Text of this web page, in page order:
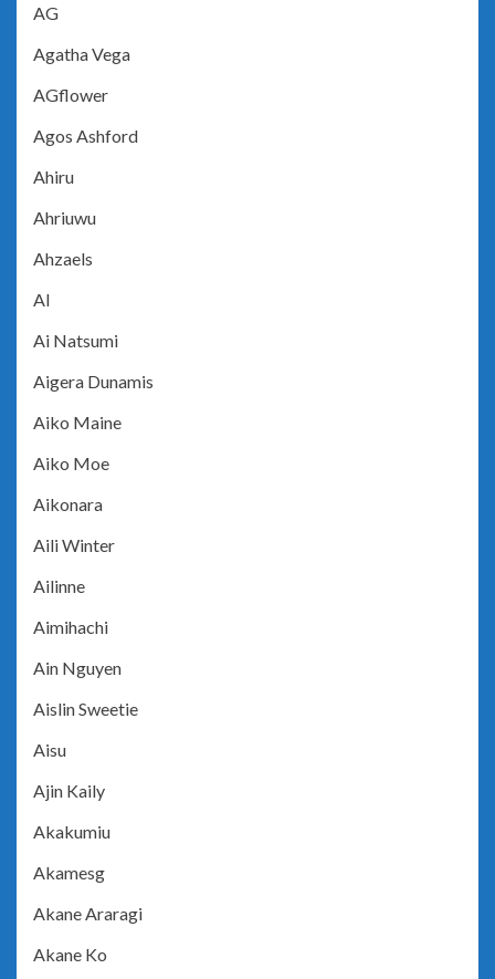
AG
Agatha Vega
AGflower
Agos Ashford
Ahiru
Ahriuwu
Ahzaels
AI
Ai Natsumi
Aigera Dunamis
Aiko Maine
Aiko Moe
Aikonara
Aili Winter
Ailinne
Aimihachi
Ain Nguyen
Aislin Sweetie
Aisu
Ajin Kaily
Akakumiu
Akamesg
Akane Araragi
Akane Ko